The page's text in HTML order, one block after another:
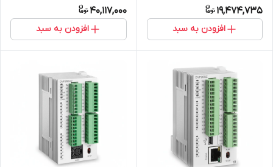
19,474,735
افزودن به سبد
40,117,000
افزودن به سبد